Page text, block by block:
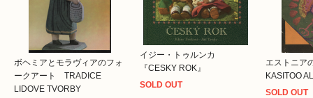
ボヘミアとモラヴィアのフォ
ークアート TRADICE
LIDOVE TVORBY
イジー・トゥルンカ
『CESKY ROK』
SOLD OUT
エストニ
KASITOO
SOLD OUT